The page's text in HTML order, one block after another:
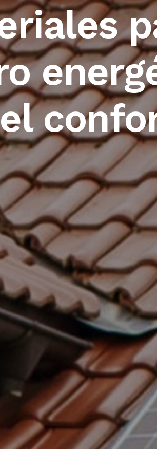
el